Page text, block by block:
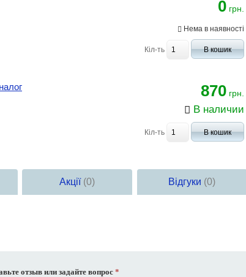
0 грн.
Нема в наявності
Кіл-ть В кошик
870 грн.
В наличии
Кіл-ть В кошик
Акції (0) Відгуки (0)
отзыв или задайте вопрос *